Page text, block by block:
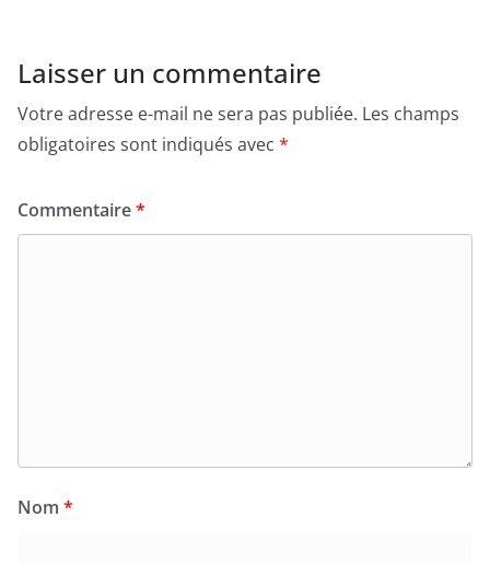
Laisser un commentaire
Votre adresse e-mail ne sera pas publiée. Les champs
obligatoires sont indiqués avec *
Commentaire*
Nom *